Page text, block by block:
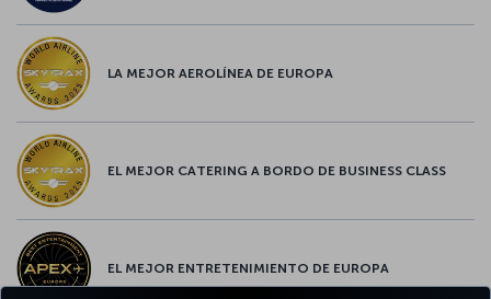
LA MEJOR AEROLÍNEA DE EUROPA
EL MEJOR CATERING A BORDO DE BUSINESS CLASS
EL MEJOR ENTRETENIMIENTO DE EUROPA